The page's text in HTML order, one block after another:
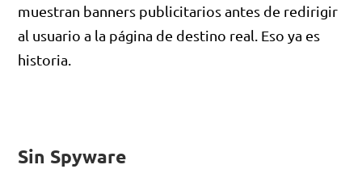
muestran banners publicitarios antes de redirigir
al usuario a la página de destino real. Eso ya es
historia.
Sin Spyware